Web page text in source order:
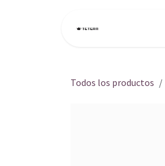
Todos los productos